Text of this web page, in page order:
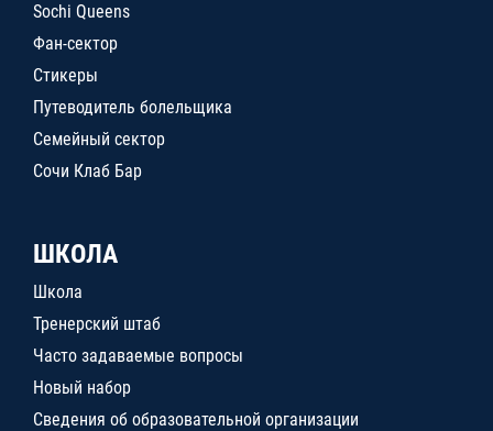
Sochi Queens
Фан-сектор
Стикеры
Путеводитель болельщика
Семейный сектор
Сочи Клаб Бар
ШКОЛА
Школа
Тренерский штаб
Часто задаваемые вопросы
Новый набор
Сведения об образовательной организации